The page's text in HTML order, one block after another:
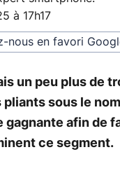
à 17h17
nous en favori
un peu plus de
sous le
afin de
ce segment.